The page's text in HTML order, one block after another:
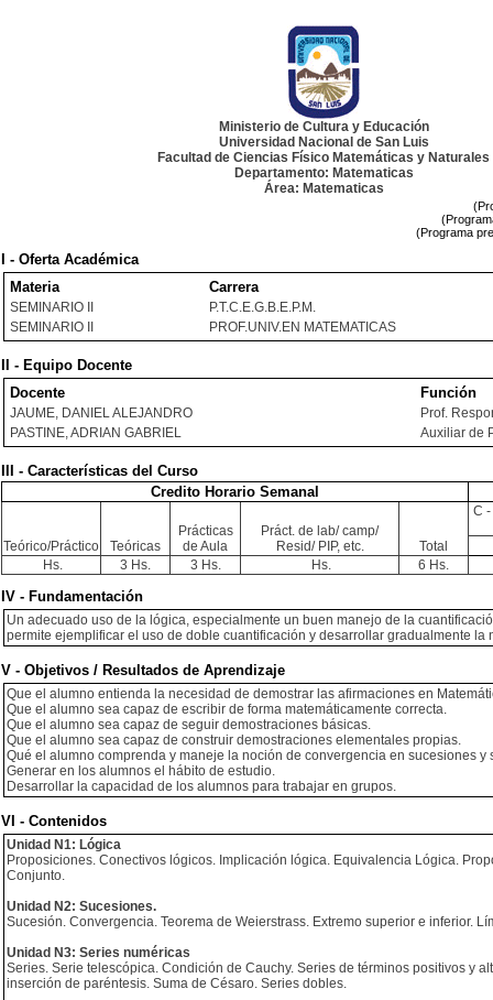
Ministerio de Cultura y Educación
Universidad Nacional de San Luis
Facultad de Ciencias Físico Matemáticas y Naturales
Departamento: Matematicas
Área: Matematicas
(Programa
I - Oferta Académica
Materia
Carrera
SEMINARIO II
P.T.C.E.G.B.E.P.M.
SEMINARIO II
PROF.UNIV.EN MATEMATICAS
II - Equipo Docente
Docente
Función
JAUME, DANIEL ALEJANDRO
Prof.
PASTINE, ADRIAN GABRIEL
Auxiliar de
III - Características del Curso
Credito Horario Semanal
Teórico/Práctico Teóricas
Prácticas
de Aula
Práct. de lab/ camp/
Resid/ PIP, etc.
Total
C
Hs. 3 Hs. 3 Hs. Hs. 6 Hs.
IV - Fundamentación
Un adecuado uso de la lógica, especialmente un buen manejo de la
permite ejemplificar el uso de doble cuantificación y desarrollar gradualmente la
V - Objetivos / Resultados de Aprendizaje
Que el alumno entienda la necesidad de demostrar las afirmaciones en
Que el alumno sea capaz de escribir de forma matemáticamente correcta.
Que el alumno sea capaz de seguir demostraciones básicas.
Que el alumno sea capaz de construir demostraciones elementales propias.
Qué el alumno comprenda y maneje la noción de convergencia en sucesiones y
Generar en los alumnos el hábito de estudio.
Desarrollar la capacidad de los alumnos para trabajar en grupos.
VI - Contenidos
Unidad N1: Lógica
Proposiciones. Conectivos lógicos. Implicación lógica. Equivalencia Lógica.
Conjunto.
Unidad N2: Sucesiones.
Sucesión. Convergencia. Teorema de Weierstrass. Extremo superior e inferior.
Unidad N3: Series numéricas
Series. Serie telescópica. Condición de Cauchy. Series de términos positivos y
inserción de paréntesis. Suma de Césaro. Series dobles.